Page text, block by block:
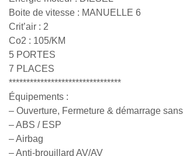
Boite de vitesse : MANUELLE 6
Crit’air : 2
Co2 : 105/KM
5 PORTES
7 PLACES
********************************
Équipements :
– Ouverture, Fermeture & démarrage
– ABS / ESP
– Airbag
– Anti-brouillard AV/AV